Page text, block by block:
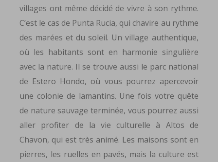
villages ont même décidé de vivre à son rythme.
C’est le cas de Punta Rucia, qui chavire au rythme
des marées et du soleil. Un village authentique,
où les habitants sont en harmonie singulière
avec la nature. Il se trouve aussi le parc national
de Estero Hondo, où vous pourrez apercevoir
une colonie de lamantins. Une fois votre quête
de nature sauvage terminée, vous pourrez aussi
aller profiter de la vie culturelle à Altos de
Chavon, qui est très animé. Les maisons sont en
pierres, les ruelles en pavés, mais la culture est